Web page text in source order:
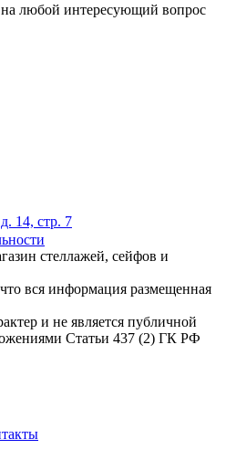
любой интересующий вопрос
14, стр. 7
стеллажей, сейфов и
вся информация размещенная
и не является публичной
Статьи 437 (2) ГК РФ